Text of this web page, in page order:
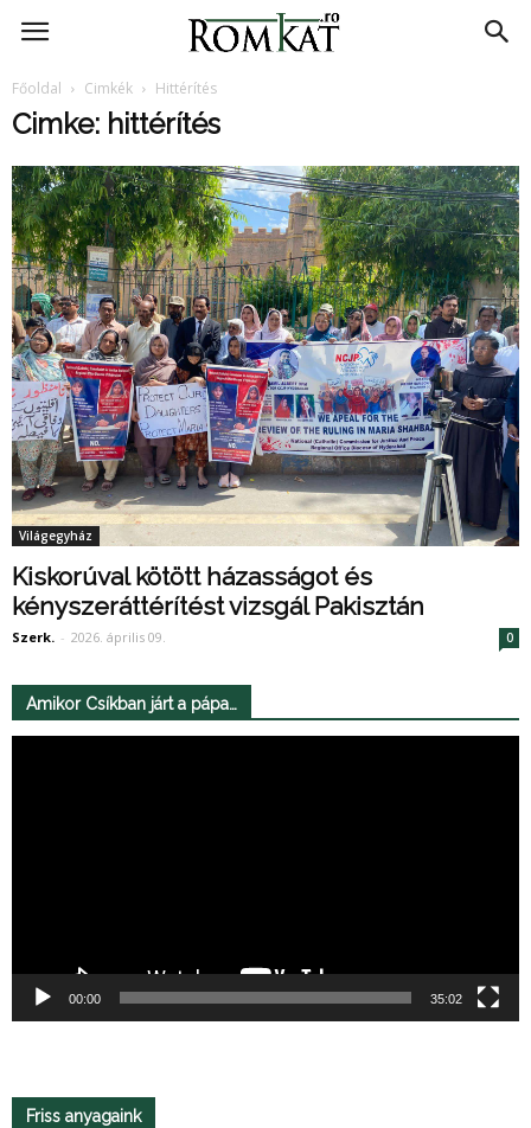
RomKat.ro
Főoldal Cimkék Hittérítés
Cimke: hittérítés
Világegyház
Kiskorúval kötött házasságot és
kényszeráttérítést vizsgál Pakisztán
Szerk. - 2026. április 09. 0
Amikor Csíkban járt a pápa…
00:00 35:02
Friss anyagaink